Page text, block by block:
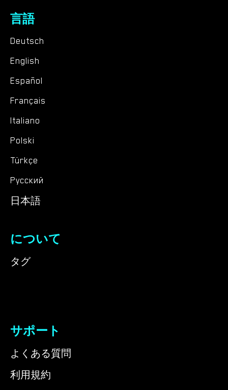
言語
Deutsch
English
Español
Français
Italiano
Polski
Türkçe
Русский
日本語
について
タグ
サポート
よくある質問
利用規約